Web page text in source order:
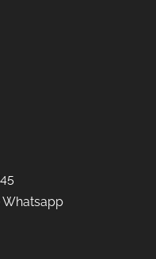
Whatsapp